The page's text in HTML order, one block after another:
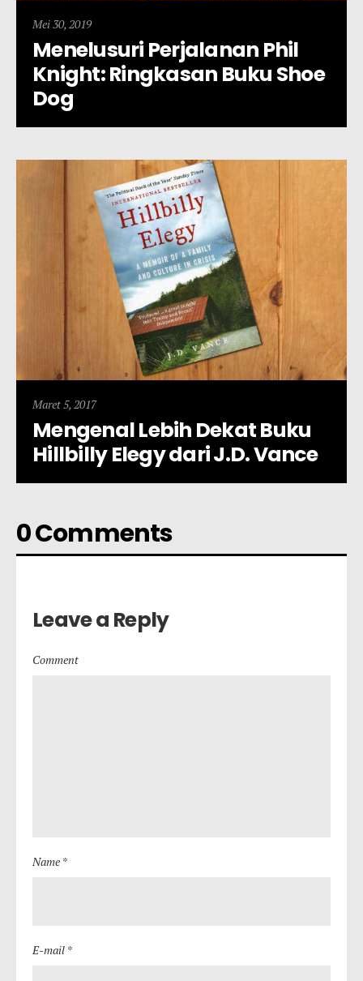
Mei 30, 2019
Menelusuri Perjalanan Phil
Knight: Ringkasan Buku Shoe
Dog
Maret 5, 2017
Mengenal Lebih Dekat Buku
Hillbilly Elegy dari J.D. Vance
0 Comments
Leave a Reply
Comment
Name *
E-mail *